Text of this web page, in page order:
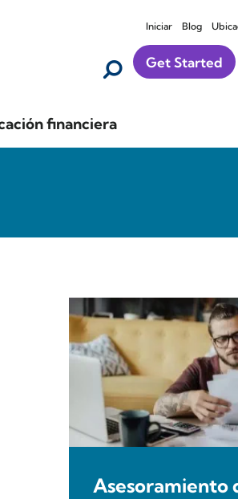
Iniciar Blog
Get Started
financiera
Asesoramiento